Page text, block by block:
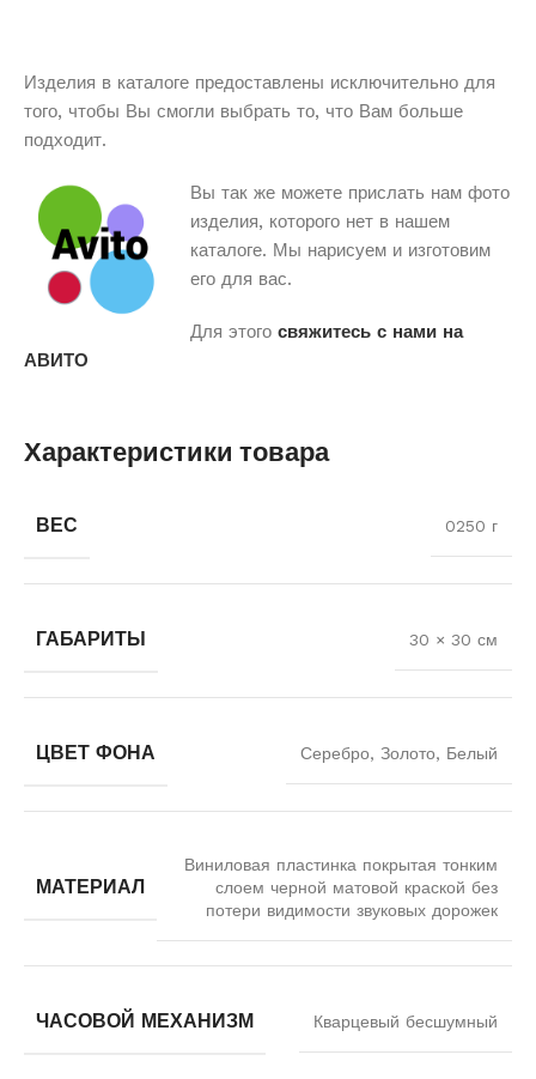
Изделия в каталоге предоставлены исключительно для
того, чтобы Вы смогли выбрать то, что Вам больше
подходит.
Вы так же можете прислать нам фото
изделия, которого нет в нашем
каталоге. Мы нарисуем и изготовим
его для вас.
Для этого свяжитесь с нами на
АВИТО
Характеристики товара
ВЕС 0250 г
ГАБАРИТЫ 30 × 30 см
ЦВЕТ ФОНА Серебро, Золото, Белый
МАТЕРИАЛ
Виниловая пластинка покрытая тонким
слоем черной матовой краской без
потери видимости звуковых дорожек
ЧАСОВОЙ МЕХАНИЗМ Кварцевый бесшумный